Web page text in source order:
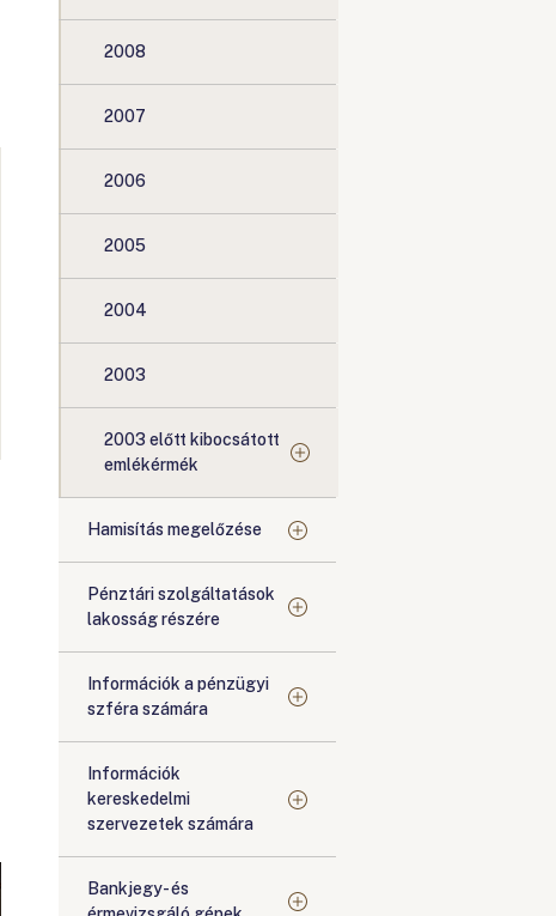
2008
2007
2006
2005
2004
2003
2003 előtt kibocsátott
emlékérmék
Hamisítás megelőzése
Pénztári szolgáltatások
lakosság részére
Információk a pénzügyi
szféra számára
Információk
kereskedelmi
szervezetek számára
Bankjegy- és